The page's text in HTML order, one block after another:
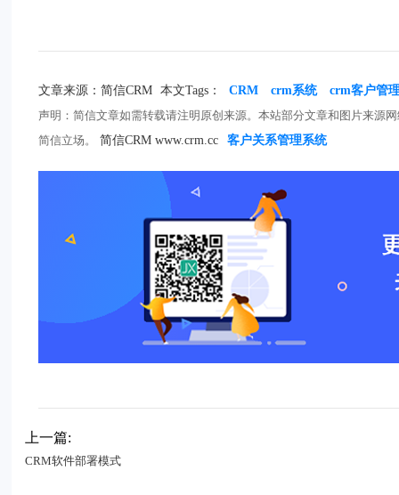
文章来源：简信CRM 本文Tags： CRM crm系统
crm客户管
声明：简信文章如需转载请注明原创来源。本站部分文章和图片来源
简信立场。
简信CRM www.crm.cc 客户关系管理系统
上一篇:
CRM软件部署模式